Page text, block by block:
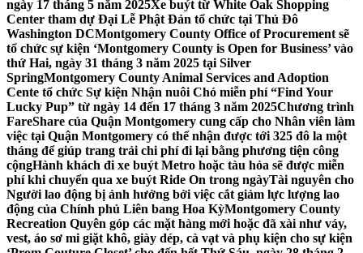
ngày 17 tháng 5 năm 2025Xe buýt từ White Oak Shopping
Center tham dự Đại Lễ Phật Đản tổ chức tại Thủ Đô
Washington DCMontgomery County Office of Procurement sẽ
tổ chức sự kiện ‘Montgomery County is Open for Business’ vào
thứ Hai, ngày 31 tháng 3 năm 2025 tại Silver
SpringMontgomery County Animal Services and Adoption
Cente tổ chức Sự kiện Nhận nuôi Chó miễn phí “Find Your
Lucky Pup” từ ngày 14 đến 17 tháng 3 năm 2025Chương trình
FareShare của Quận Montgomery cung cấp cho Nhân viên làm
việc tại Quận Montgomery có thể nhận được tới 325 đô la một
tháng để giúp trang trải chi phí đi lại bằng phương tiện công
cộngHành khách đi xe buýt Metro hoặc tàu hỏa sẽ được miễn
phí khi chuyển qua xe buýt Ride On trong ngàyTài nguyên cho
Người lao động bị ảnh hưởng bởi việc cắt giảm lực lượng lao
động của Chính phủ Liên bang Hoa KỳMontgomery County
Recreation Quyên góp các mặt hàng mới hoặc đã xài như váy,
vest, áo sơ mi giặt khô, giày dép, cà vạt và phụ kiện cho sự kiện